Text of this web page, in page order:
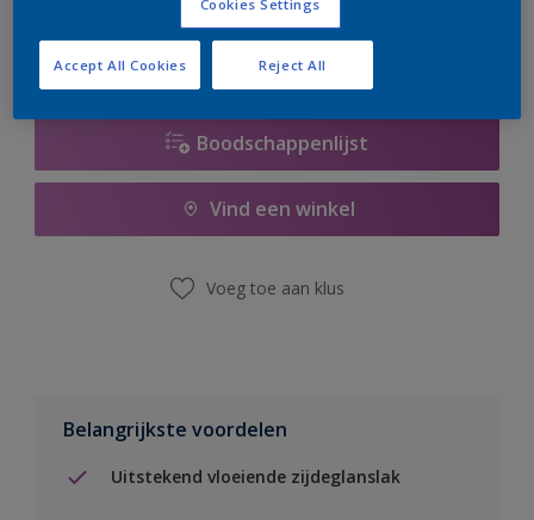
Boodschappenlijst
Vind een winkel
Voeg toe aan klus
Belangrijkste voordelen
Uitstekend vloeiende zijdeglanslak
Cookies Settings
Reject All
Accept All Cookies